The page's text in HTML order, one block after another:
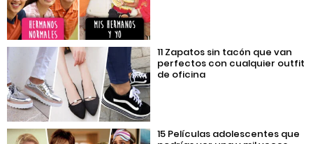
11 Zapatos sin tacón que van
perfectos con cualquier outfit
de oficina
15 Películas adolescentes que